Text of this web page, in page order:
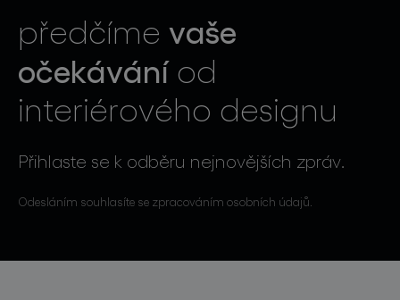
předčíme vaše
očekáváníod
interiérového designu
Přihlaste se k odběru nejnovějších zpráv.
Odesláním souhlasíte se zpracováním osobních údajů.